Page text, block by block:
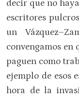
decir que no
escritores
un
convengamos en
paguen como
ejemplo de esos
hora de la